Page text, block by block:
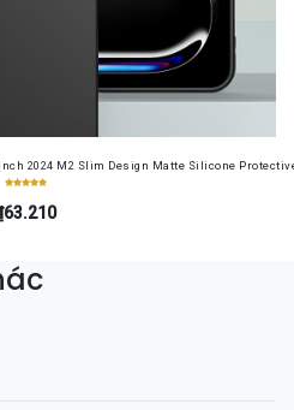
2024 M2 Slim Design Matte Silicone